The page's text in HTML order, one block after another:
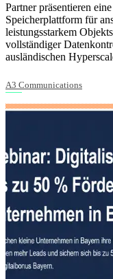
Partner präsentieren
Speicherplattform für
leistungsstarkem
vollständiger
ausländischen
A3 Communications